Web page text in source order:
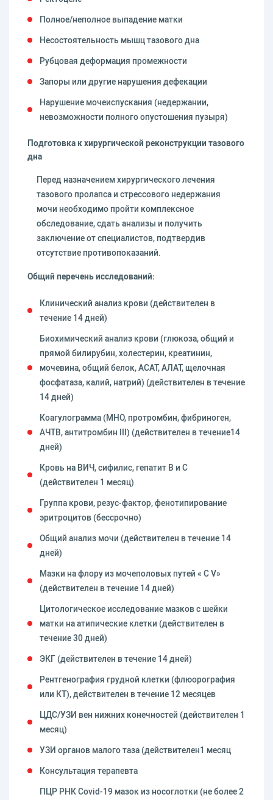
Полное/неполное выпадение матки
Несостоятельность мышц тазового дна
Рубцовая деформация промежности
Запоры или другие нарушения дефекации
Нарушение мочеиспускания (недержании,
невозможности полного опустошения пузыря)
Подготовка к хирургической реконструкции тазового
дна
Перед назначением хирургического лечения
тазового пролапса и стрессового недержания
мочи необходимо пройти комплексное
обследование, сдать анализы и получить
заключение от специалистов, подтвердив
отсутствие противопоказаний.
Общий перечень исследований:
Клинический анализ крови (действителен в
течение 14 дней)
Биохимический анализ крови (глюкоза, общий и
прямой билирубин, холестерин, креатинин,
мочевина, общий белок, АСАТ, АЛАТ, щелочная
фосфатаза, калий, натрий) (действителен в течение
14 дней)
Коагулограмма (МНО, протромбин, фибриноген,
АЧТВ, антитромбин III) (действителен в течение14
дней)
Кровь на ВИЧ, сифилис, гепатит В и С
(действителен 1 месяц)
Группа крови, резус-фактор, фенотипирование
эритроцитов (бессрочно)
Общий анализ мочи (действителен в течение 14
дней)
Мазки на флору из мочеполовых путей « С V»
(действителен в течение 14 дней)
Цитологическое исследование мазков с шейки
матки на атипические клетки (действителен в
течение 30 дней)
ЭКГ (действителен в течение 14 дней)
Рентгенография грудной клетки (флюорография
или КТ), действителен в течение 12 месяцев
ЦДС/УЗИ вен нижних конечностей (действителен 1
месяц)
УЗИ органов малого таза (действителен1 месяц
Консультация терапевта
ПЦР РНК Covid-19 мазок из носоглотки (не более 2